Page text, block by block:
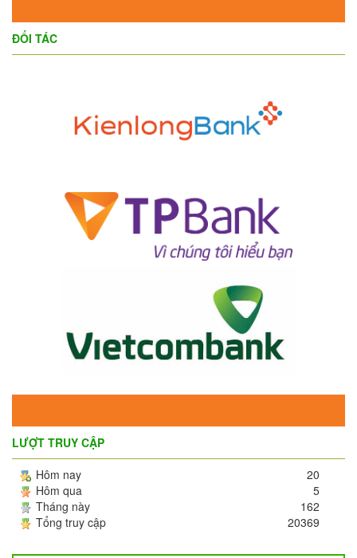
ĐỐI TÁC
LƯỢT TRUY CẬP
Hôm nay
20
Hôm qua
5
Tháng này
162
Tổng truy cập
20369